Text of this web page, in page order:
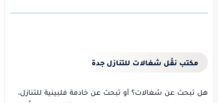
مكتب نقْل شغالات للتنازل جدة
هل تبحث عن شغالات؟ أو تبحث عن خادمة فلبينية للتنازل،